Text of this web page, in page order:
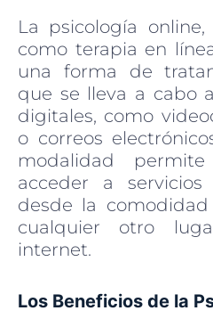
La psicología
como terapia en
una forma de
que se lleva a cabo
digitales, como
o correos
modalidad
acceder a
desde la
cualquier otro
internet.
Los Beneficios de la